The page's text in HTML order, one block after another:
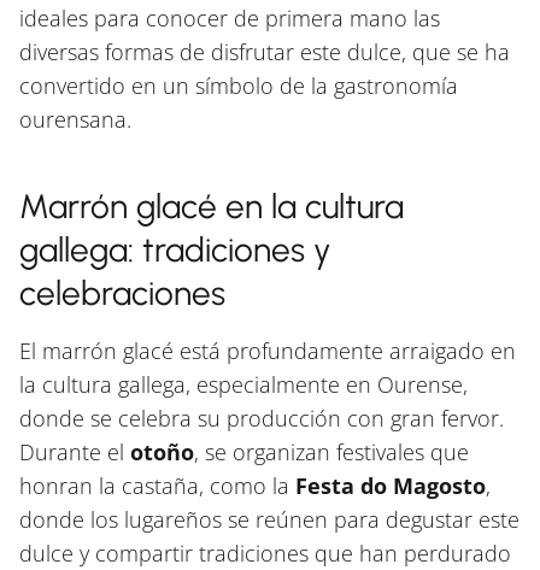
ideales para conocer de primera mano las
diversas formas de disfrutar este dulce, que se ha
convertido en un símbolo de la gastronomía
ourensana.
Marrón glacé en la cultura
gallega: tradiciones y
celebraciones
El marrón glacé está profundamente arraigado en
la cultura gallega, especialmente en Ourense,
donde se celebra su producción con gran fervor.
Durante el otoño, se organizan festivales que
honran la castaña, como la Festa do Magosto,
donde los lugareños se reúnen para degustar este
dulce y compartir tradiciones que han perdurado